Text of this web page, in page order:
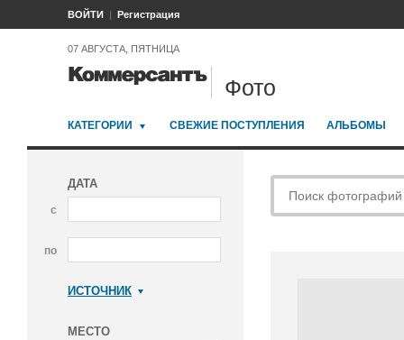
ВОЙТИ Регистрация
07 АВГУСТА, ПЯТНИЦА
Фото
КАТЕГОРИИ СВЕЖИЕ ПОСТУПЛЕНИЯ АЛЬБОМЫ
ДАТА
с
по
ИСТОЧНИК
МЕСТО